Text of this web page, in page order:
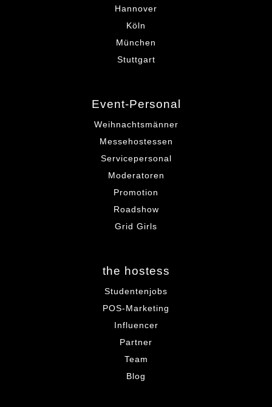
Hannover
Köln
München
Stuttgart
Event-Personal
Weihnachtsmänner
Messehostessen
Servicepersonal
Moderatoren
Promotion
Roadshow
Grid Girls
the hostess
Studentenjobs
POS-Marketing
Influencer
Partner
Team
Blog